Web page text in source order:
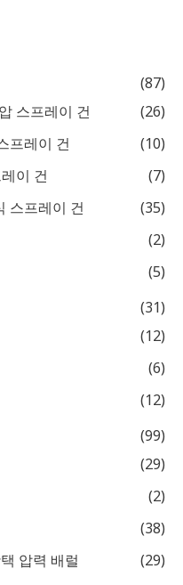
(87)
스프레이 건
(26)
프레이 건
(10)
이 건
(7)
스프레이 건
(35)
(2)
(5)
(31)
(12)
(6)
(12)
(99)
(29)
(2)
(38)
압력 배럴
(29)